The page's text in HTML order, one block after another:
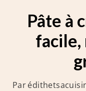
Pâte à
facile,
Par